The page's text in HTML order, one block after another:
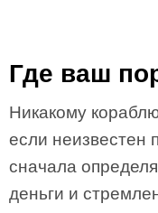
Где ваш
Никакому
если неизвестен
сначала
деньги и